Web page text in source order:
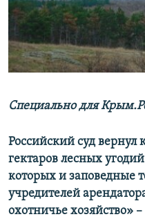
ПОБЕДИТЕЛЕЙ НЕ СУДЯТ?
КРЫМ.НЕПОКОРЕННЫЙ
ELIFBE
ПРИСОЕДИНЯЙТЕСЬ!
Все сайты RFE/RL
Специально для
Российский суд
гектаров лесных
которых и заповедные
учредителей
охотничье хозяйство» –​